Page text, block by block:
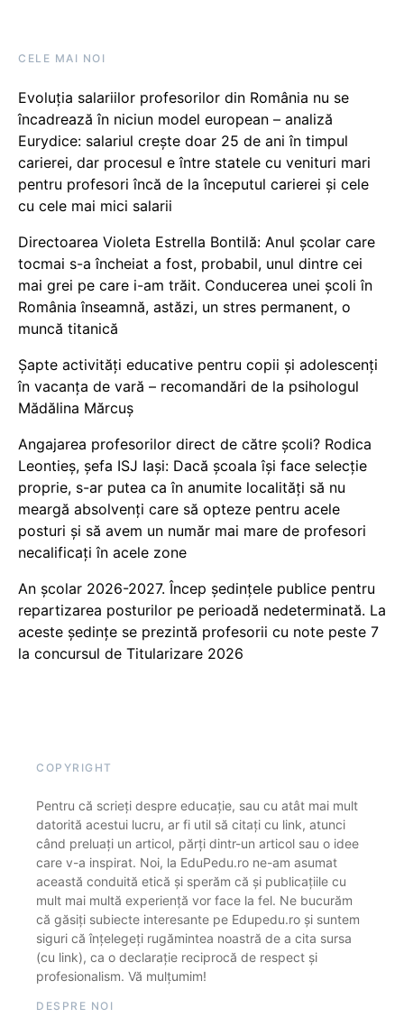
CELE MAI NOI
Evoluția salariilor profesorilor din România nu se
încadrează în niciun model european – analiză
Eurydice: salariul crește doar 25 de ani în timpul
carierei, dar procesul e între statele cu venituri mari
pentru profesori încă de la începutul carierei și cele
cu cele mai mici salarii
Directoarea Violeta Estrella Bontilă: Anul școlar care
tocmai s-a încheiat a fost, probabil, unul dintre cei
mai grei pe care i-am trăit. Conducerea unei școli în
România înseamnă, astăzi, un stres permanent, o
muncă titanică
Șapte activități educative pentru copii și adolescenți
în vacanța de vară – recomandări de la psihologul
Mădălina Mărcuș
Angajarea profesorilor direct de către școli? Rodica
Leontieș, șefa ISJ Iași: Dacă școala își face selecție
proprie, s-ar putea ca în anumite localități să nu
meargă absolvenți care să opteze pentru acele
posturi și să avem un număr mai mare de profesori
necalificați în acele zone
An școlar 2026-2027. Încep ședințele publice pentru
repartizarea posturilor pe perioadă nedeterminată. La
aceste ședințe se prezintă profesorii cu note peste 7
la concursul de Titularizare 2026
COPYRIGHT
Pentru că scrieți despre educație, sau cu atât mai mult
datorită acestui lucru, ar fi util să citați cu link, atunci
când preluați un articol, părți dintr-un articol sau o idee
care v-a inspirat. Noi, la EduPedu.ro ne-am asumat
această conduită etică și sperăm că și publicațiile cu
mult mai multă experiență vor face la fel. Ne bucurăm
că găsiți subiecte interesante pe Edupedu.ro și suntem
siguri că înțelegeți rugămintea noastră de a cita sursa
(cu link), ca o declarație reciprocă de respect și
profesionalism. Vă mulțumim!
DESPRE NOI